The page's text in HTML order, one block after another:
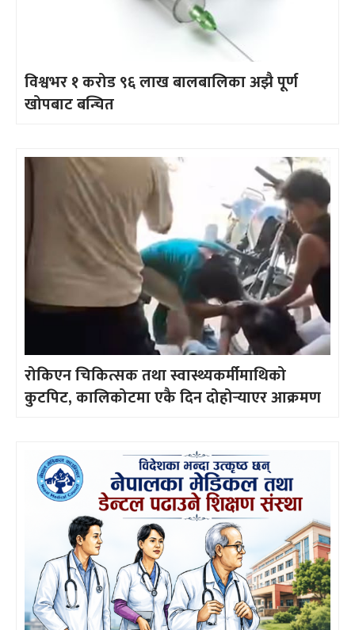
विश्वभर १ करोड ९६ लाख बालबालिका अझै पूर्ण
खोपबाट बन्चित
रोकिएन चिकित्सक तथा स्वास्थ्यकर्मीमाथिको
कुटपिट, कालिकोटमा एकै दिन दोहोर्‍याएर आक्रमण